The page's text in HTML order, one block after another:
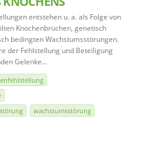
entstehen u. a. als Folge von
Knochenbrüchen, genetisch
bedingten Wachstumsstörungen.
der Fehlstellung und Beteiligung
Gelenke…
wachstumsstörung